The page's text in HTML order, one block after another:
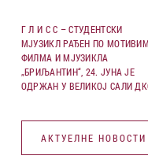
Г Л И С С – СТУДЕНТСКИ
МЈУЗИКЛ РАЂЕН ПО
ФИЛМА И МЈУЗИКЛА
„БРИЉАНТИН“, 24. ЈУНА ЈЕ
ОДРЖАН У ВЕЛИКОЈ САЛИ
АКТУЕЛНЕ НОВОСТИ